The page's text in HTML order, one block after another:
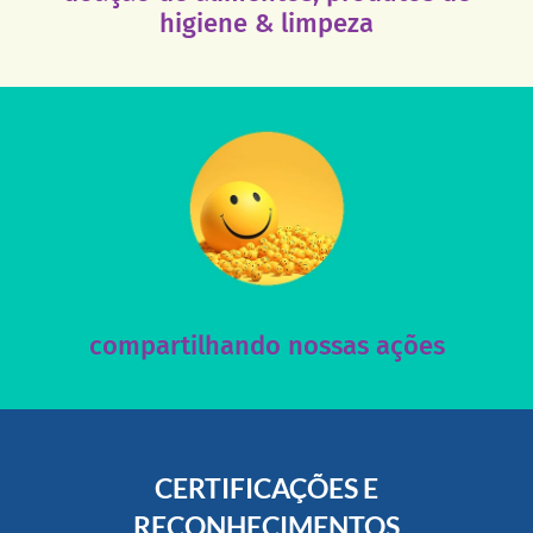
higiene & limpeza
Esses tipos de produtos são muito necessários em
compartilhando nossas ações
Acesse nossas redes sociais e nos ajude compartilhando
nossos posts e nosso site!
acesse nosso instagram
CERTIFICAÇÕES E
RECONHECIMENTOS